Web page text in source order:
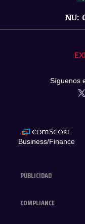
NU:
PUBLICIDAD
COMPLIANCE
Síguenos
Business/Finance